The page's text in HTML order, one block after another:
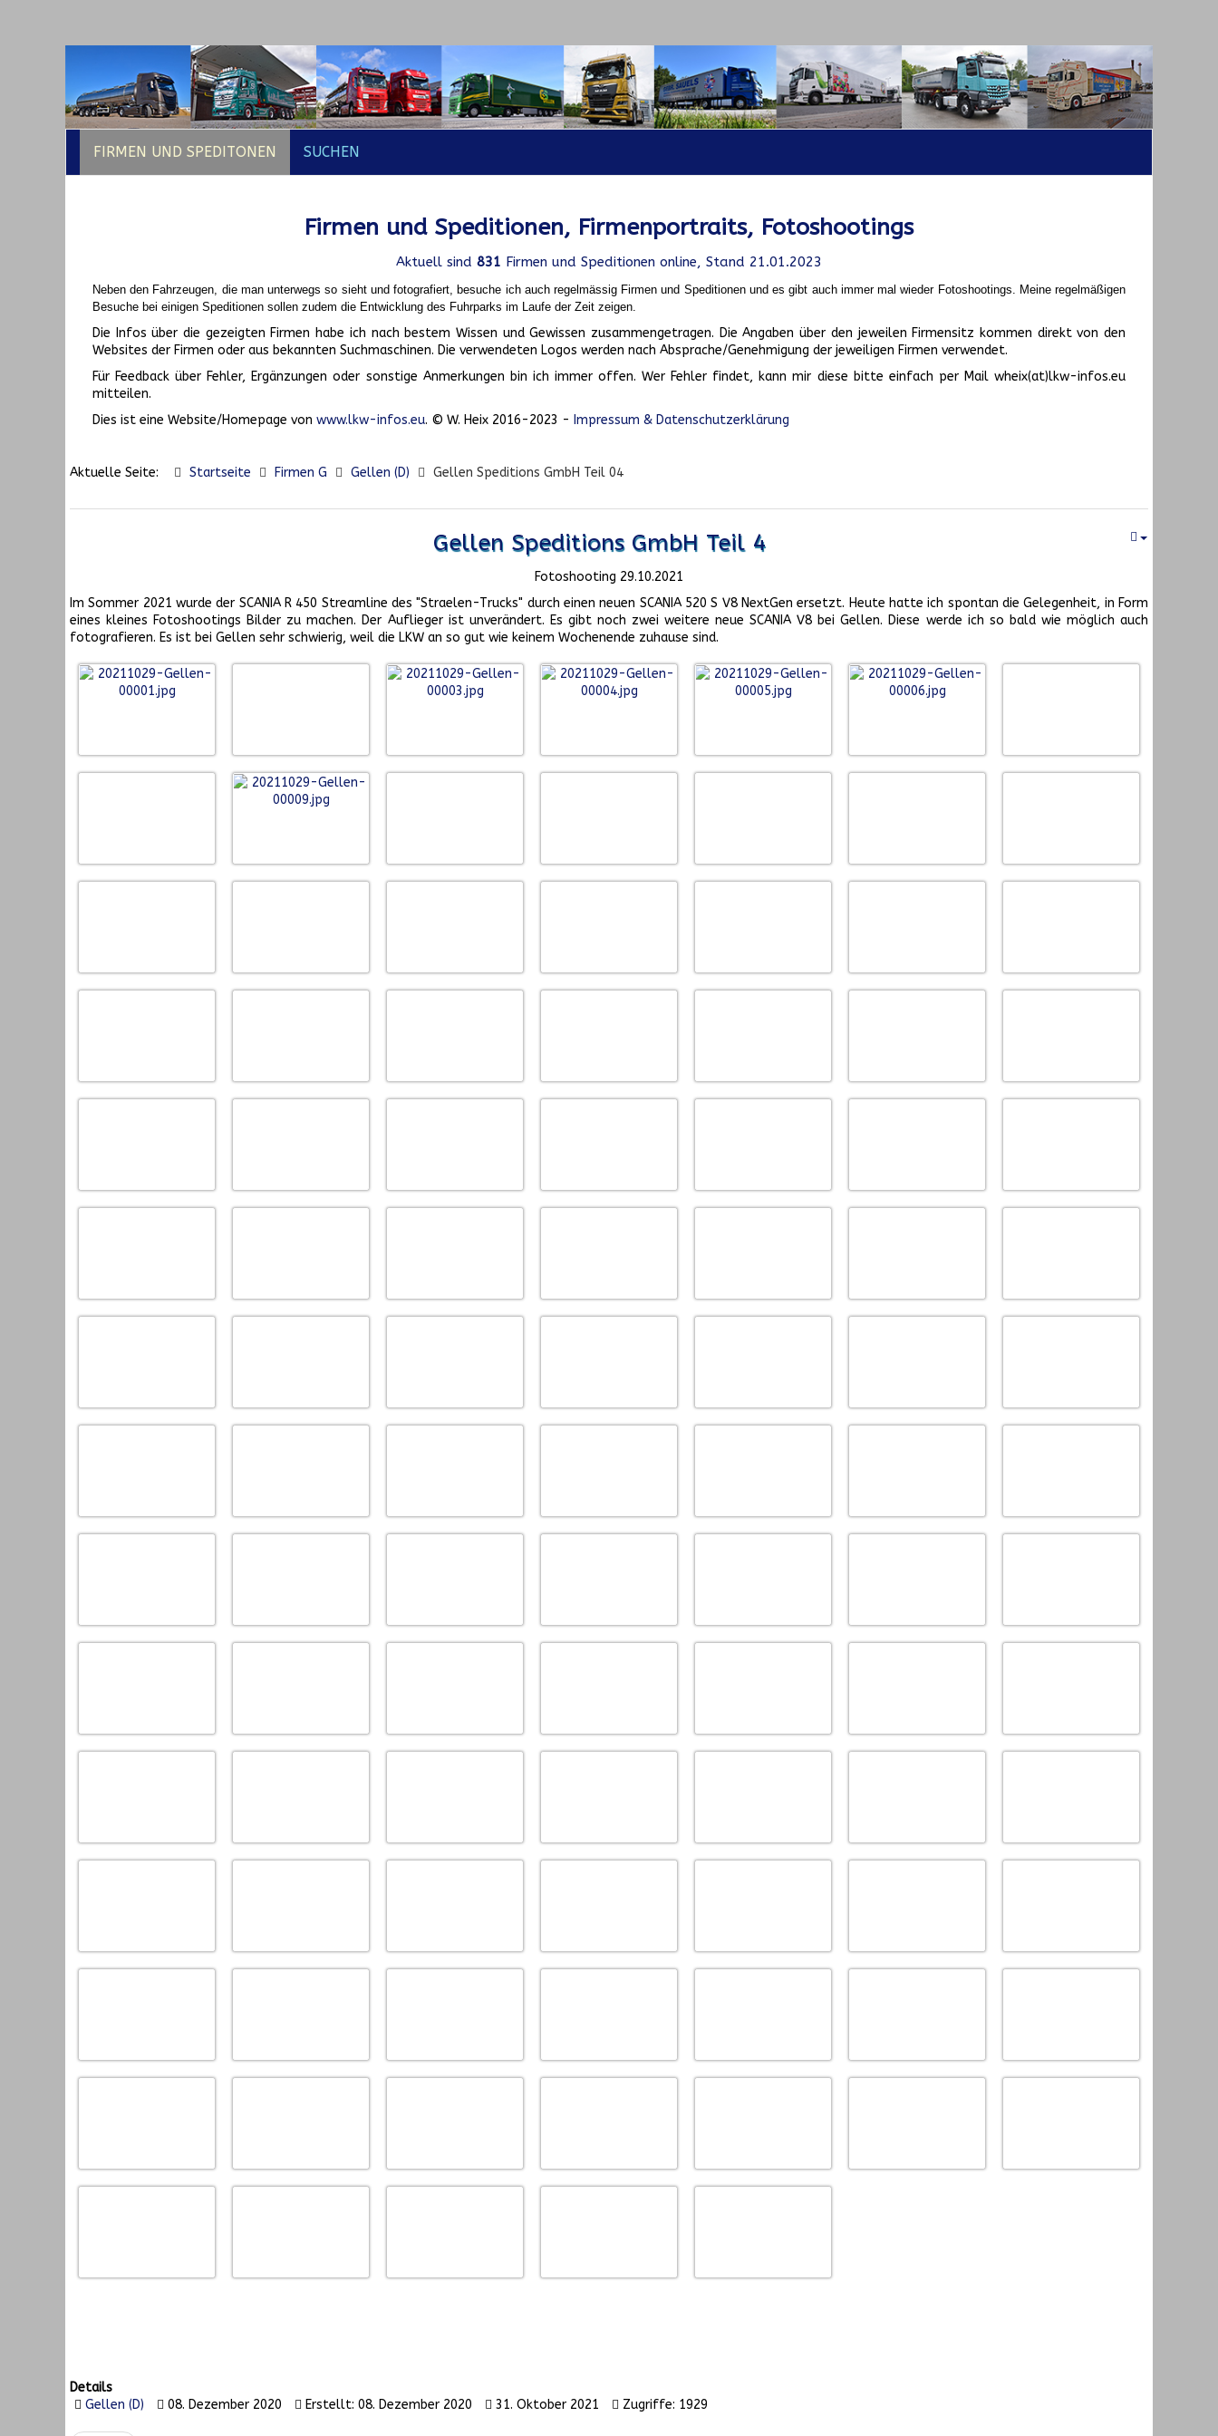
FIRMEN UND SPEDITONEN SUCHEN
Firmen und Speditionen, Firmenportraits, Fotoshootings
Aktuell sind 831 Firmen und Speditionen online, Stand 21.01.2023
Neben den Fahrzeugen, die man unterwegs so sieht und fotografiert, besuche ich auch regelmässig Firmen und Speditionen und es gibt auch immer mal wieder Fotoshootings. Meine regelmäßigen
Besuche bei einigen Speditionen sollen zudem die Entwicklung des Fuhrparks im Laufe der Zeit zeigen.
Die Infos über die gezeigten Firmen habe ich nach bestem Wissen und Gewissen zusammengetragen. Die Angaben über den jeweilen Firmensitz kommen direkt von den
Websites der Firmen oder aus bekannten Suchmaschinen. Die verwendeten Logos werden nach Absprache/Genehmigung der jeweiligen Firmen verwendet.
Für Feedback über Fehler, Ergänzungen oder sonstige Anmerkungen bin ich immer offen. Wer Fehler findet, kann mir diese bitte einfach per Mail wheix(at)lkw-infos.eu
mitteilen.
Dies ist eine Website/Homepage von www.lkw-infos.eu. © W. Heix 2016-2023 - Impressum & Datenschutzerklärung
Aktuelle Seite: Startseite Firmen G Gellen (D) Gellen Speditions GmbH Teil 04
Gellen Speditions GmbH Teil 4
Fotoshooting 29.10.2021
Im Sommer 2021 wurde der SCANIA R 450 Streamline des "Straelen-Trucks" durch einen neuen SCANIA 520 S V8 NextGen ersetzt. Heute hatte ich spontan die Gelegenheit, in Form
eines kleines Fotoshootings Bilder zu machen. Der Auflieger ist unverändert. Es gibt noch zwei weitere neue SCANIA V8 bei Gellen. Diese werde ich so bald wie möglich auch
fotografieren. Es ist bei Gellen sehr schwierig, weil die LKW an so gut wie keinem Wochenende zuhause sind.
Details
Gellen (D)
08. Dezember 2020 Erstellt: 08. Dezember 2020 31. Oktober 2021 Zugriffe: 1929